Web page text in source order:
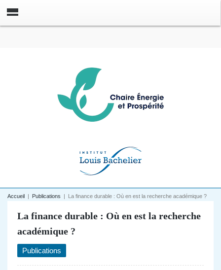
Accueil | Publications | La finance durable : Où en est la recherche académique ?
La finance durable : Où en est la recherche
académique ?
Publications